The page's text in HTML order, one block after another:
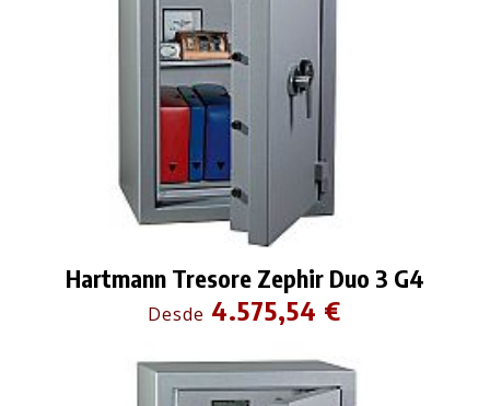
Hartmann Tresore Zephir Duo 3 G4
Desde 4.575,54 €